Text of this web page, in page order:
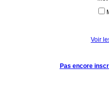
Voir
Pas encore